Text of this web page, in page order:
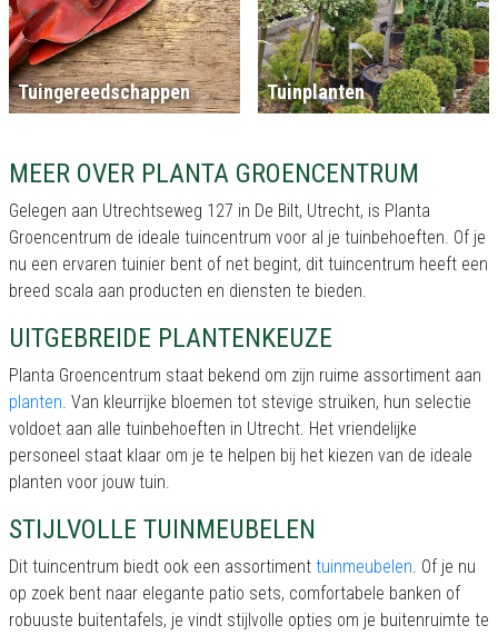
Tuingereedschappen Tuinplanten
MEER OVER PLANTA GROENCENTRUM
Gelegen aan Utrechtseweg 127 in De Bilt, Utrecht, is Planta
Groencentrum de ideale tuincentrum voor al je tuinbehoeften. Of je
nu een ervaren tuinier bent of net begint, dit tuincentrum heeft een
breed scala aan producten en diensten te bieden.
UITGEBREIDE PLANTENKEUZE
Planta Groencentrum staat bekend om zijn ruime assortiment aan
planten. Van kleurrijke bloemen tot stevige struiken, hun selectie
voldoet aan alle tuinbehoeften in Utrecht. Het vriendelijke
personeel staat klaar om je te helpen bij het kiezen van de ideale
planten voor jouw tuin.
STIJLVOLLE TUINMEUBELEN
Dit tuincentrum biedt ook een assortiment tuinmeubelen. Of je nu
op zoek bent naar elegante patio sets, comfortabele banken of
robuuste buitentafels, je vindt stijlvolle opties om je buitenruimte te